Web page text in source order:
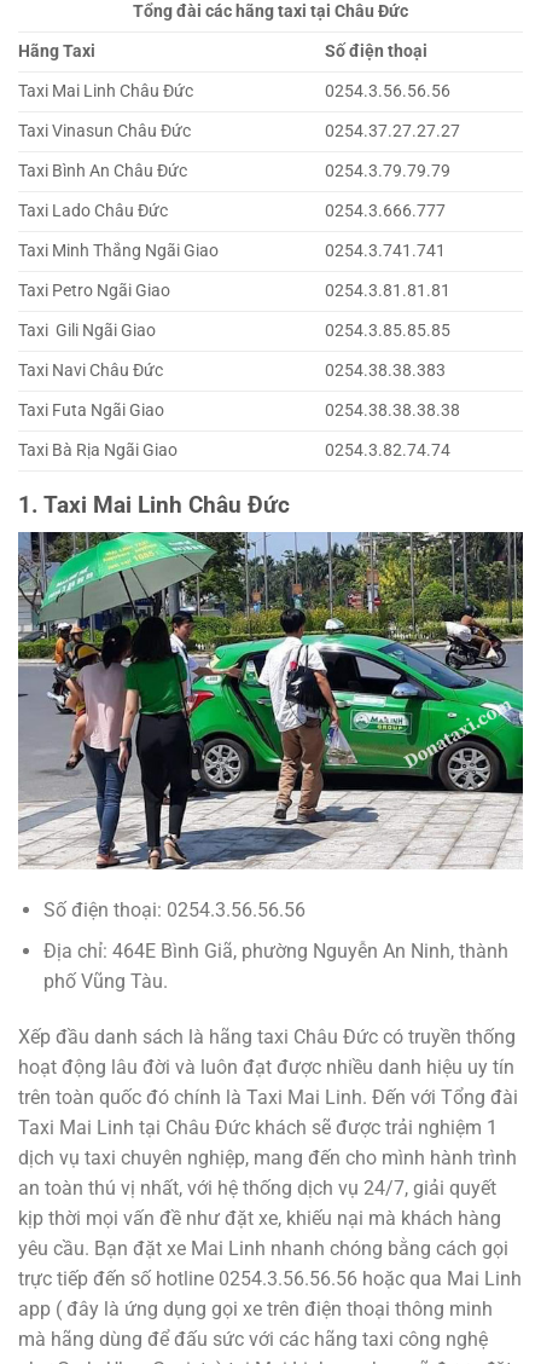
Tổng đài các hãng taxi tại Châu Đức
Hãng Taxi
Số điện thoại
Taxi Mai Linh Châu Đức
0254.3.56.56.56
Taxi Vinasun Châu Đức
0254.37.27.27.27
Taxi Bình An Châu Đức
0254.3.79.79.79
Taxi Lado Châu Đức
0254.3.666.777
Taxi Minh Thắng Ngãi Giao
0254.3.741.741
Taxi Petro Ngãi Giao
0254.3.81.81.81
Taxi Gili Ngãi Giao
0254.3.85.85.85
Taxi Navi Châu Đức
0254.38.38.383
Taxi Futa Ngãi Giao
0254.38.38.38.38
Taxi Bà Rịa Ngãi Giao
0254.3.82.74.74
1. Taxi Mai Linh Châu Đức
Số điện thoại: 0254.3.56.56.56
Địa chỉ: 464E Bình Giã, phường Nguyễn An Ninh, thành
phố Vũng Tàu.
Xếp đầu danh sách là hãng taxi Châu Đức có truyền thống
hoạt động lâu đời và luôn đạt được nhiều danh hiệu uy tín
trên toàn quốc đó chính là Taxi Mai Linh. Đến với Tổng đài
Taxi Mai Linh tại Châu Đức khách sẽ được trải nghiệm 1
dịch vụ taxi chuyên nghiệp, mang đến cho mình hành trình
an toàn thú vị nhất, với hệ thống dịch vụ 24/7, giải quyết
kịp thời mọi vấn đề như đặt xe, khiếu nại mà khách hàng
yêu cầu. Bạn đặt xe Mai Linh nhanh chóng bằng cách gọi
trực tiếp đến số hotline 0254.3.56.56.56 hoặc qua Mai Linh
app ( đây là ứng dụng gọi xe trên điện thoại thông minh
mà hãng dùng để đấu sức với các hãng taxi công nghệ